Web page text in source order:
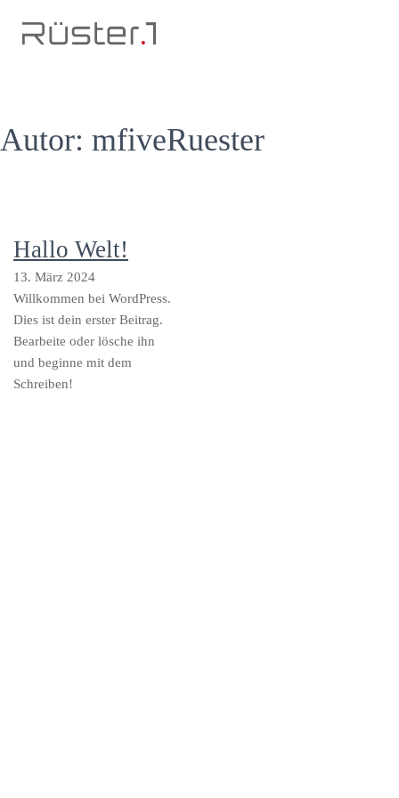
Autor: mfiveRuester
Hallo Welt!
13. März 2024
Willkommen bei WordPress.
Dies ist dein erster Beitrag.
Bearbeite oder lösche ihn
und beginne mit dem
Schreiben!